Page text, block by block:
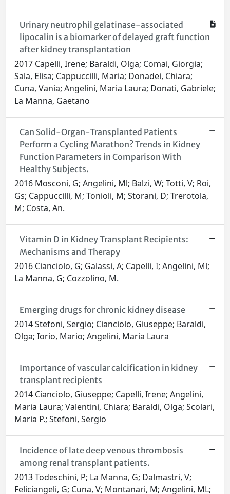
Urinary neutrophil gelatinase-associated
lipocalin is a biomarker of delayed graft function
after kidney transplantation
2017 Capelli, Irene; Baraldi, Olga; Comai, Giorgia;
Sala, Elisa; Cappuccilli, Maria; Donadei, Chiara;
Cuna, Vania; Angelini, Maria Laura; Donati, Gabriele;
La Manna, Gaetano
Can Solid-Organ-Transplanted Patients
Perform a Cycling Marathon? Trends in Kidney
Function Parameters in Comparison With
Healthy Subjects.
2016 Mosconi, G; Angelini, Ml; Balzi, W; Totti, V; Roi,
Gs; Cappuccilli, M; Tonioli, M; Storani, D; Trerotola,
M; Costa, An.
Vitamin D in Kidney Transplant Recipients:
Mechanisms and Therapy
2016 Cianciolo, G; Galassi, A; Capelli, I; Angelini, Ml;
La Manna, G; Cozzolino, M.
Emerging drugs for chronic kidney disease
2014 Stefoni, Sergio; Cianciolo, Giuseppe; Baraldi,
Olga; Iorio, Mario; Angelini, Maria Laura
Importance of vascular calcification in kidney
transplant recipients
2014 Cianciolo, Giuseppe; Capelli, Irene; Angelini,
Maria Laura; Valentini, Chiara; Baraldi, Olga; Scolari,
Maria P.; Stefoni, Sergio
Incidence of late deep venous thrombosis
among renal transplant patients.
2013 Todeschini, P; La Manna, G; Dalmastri, V;
Feliciangeli, G; Cuna, V; Montanari, M; Angelini, ML;